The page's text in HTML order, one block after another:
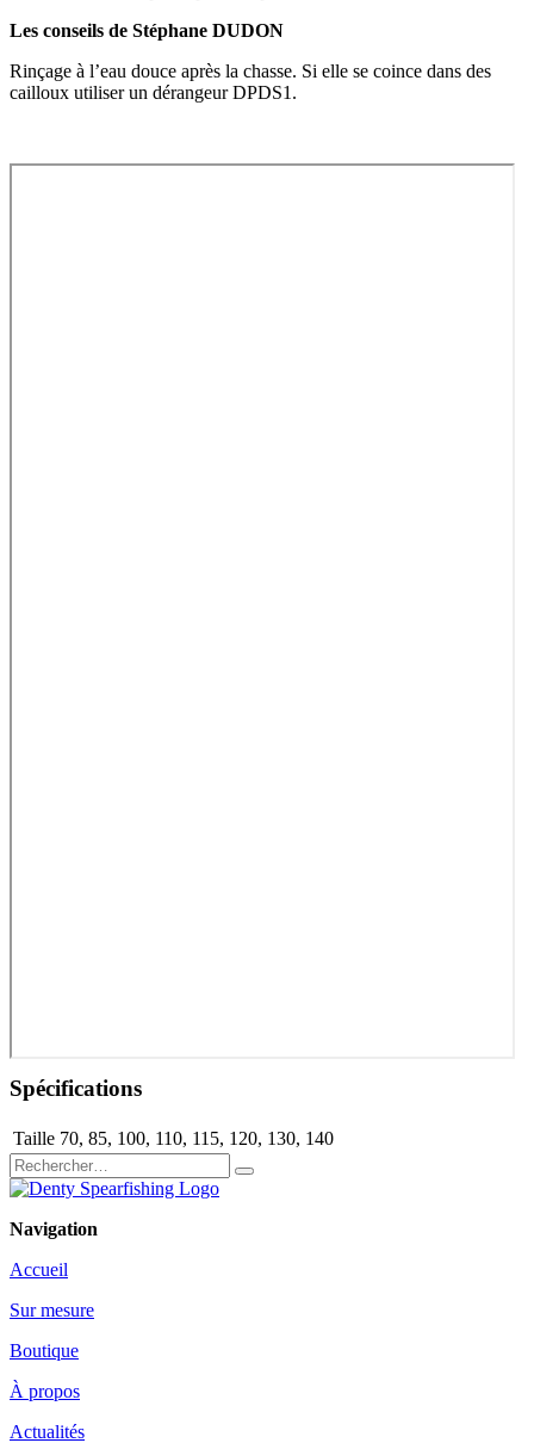
Les conseils de Stéphane DUDON
Rinçage à l’eau douce après la chasse. Si elle se coince dans des
cailloux utiliser un dérangeur DPDS1.
Spécifications
Taille 70, 85, 100, 110, 115, 120, 130, 140
Navigation
Accueil
Sur mesure
Boutique
À propos
Actualités